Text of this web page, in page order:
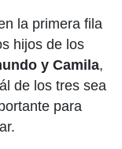
la primera fila
hijos de los
y Camila,
de los tres sea
para